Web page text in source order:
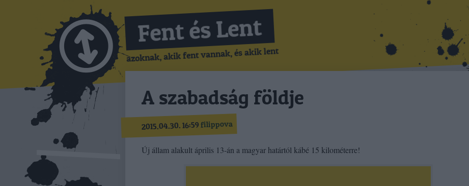
Fent és Lent
azoknak, akik fent vannak, és akik lent
A szabadság földje
2015.04.30. 16:59filippova
Új állam alakult április 13-án a magyar határtól kábé 15 kilométerre!